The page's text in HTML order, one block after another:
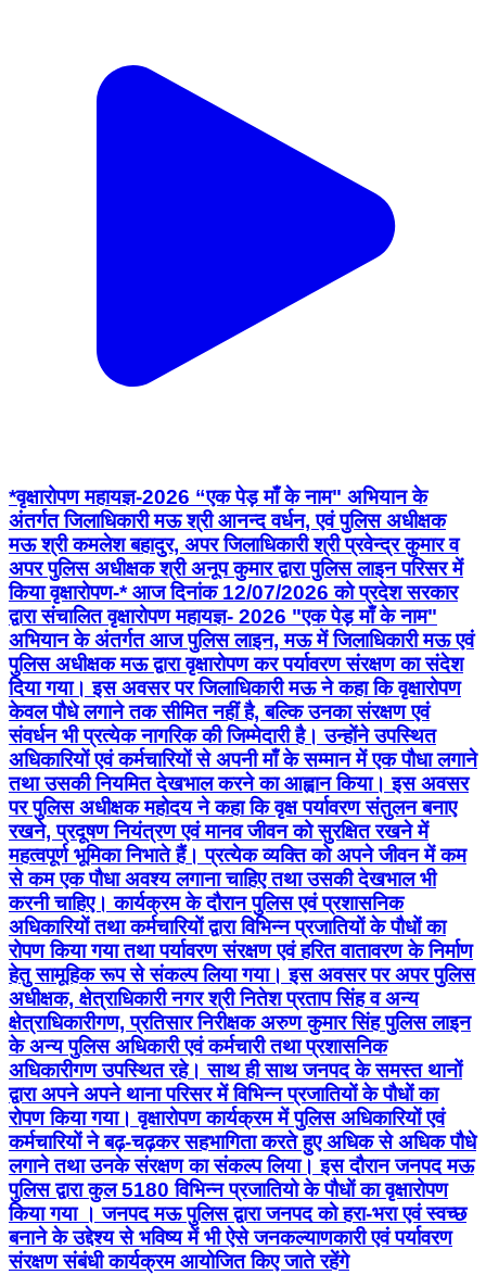
*वृक्षारोपण महायज्ञ-2026 “एक पेड़ माँ के नाम" अभियान के
अंतर्गत जिलाधिकारी मऊ श्री आनन्द वर्धन, एवं पुलिस अधीक्षक
मऊ श्री कमलेश बहादुर, अपर जिलाधिकारी श्री प्रवेन्द्र कुमार व
अपर पुलिस अधीक्षक श्री अनूप कुमार द्वारा पुलिस लाइन परिसर में
किया वृक्षारोपण-* आज दिनांक 12/07/2026 को प्रदेश सरकार
द्वारा संचालित वृक्षारोपण महायज्ञ- 2026 "एक पेड़ माँ के नाम"
अभियान के अंतर्गत आज पुलिस लाइन, मऊ में जिलाधिकारी मऊ एवं
पुलिस अधीक्षक मऊ द्वारा वृक्षारोपण कर पर्यावरण संरक्षण का संदेश
दिया गया। इस अवसर पर जिलाधिकारी मऊ ने कहा कि वृक्षारोपण
केवल पौधे लगाने तक सीमित नहीं है, बल्कि उनका संरक्षण एवं
संवर्धन भी प्रत्येक नागरिक की जिम्मेदारी है। उन्होंने उपस्थित
अधिकारियों एवं कर्मचारियों से अपनी माँ के सम्मान में एक पौधा लगाने
तथा उसकी नियमित देखभाल करने का आह्वान किया। इस अवसर
पर पुलिस अधीक्षक महोदय ने कहा कि वृक्ष पर्यावरण संतुलन बनाए
रखने, प्रदूषण नियंत्रण एवं मानव जीवन को सुरक्षित रखने में
महत्वपूर्ण भूमिका निभाते हैं। प्रत्येक व्यक्ति को अपने जीवन में कम
से कम एक पौधा अवश्य लगाना चाहिए तथा उसकी देखभाल भी
करनी चाहिए। कार्यक्रम के दौरान पुलिस एवं प्रशासनिक
अधिकारियों तथा कर्मचारियों द्वारा विभिन्न प्रजातियों के पौधों का
रोपण किया गया तथा पर्यावरण संरक्षण एवं हरित वातावरण के निर्माण
हेतु सामूहिक रूप से संकल्प लिया गया। इस अवसर पर अपर पुलिस
अधीक्षक, क्षेत्राधिकारी नगर श्री नितेश प्रताप सिंह व अन्य
क्षेत्राधिकारीगण, प्रतिसार निरीक्षक अरुण कुमार सिंह पुलिस लाइन
के अन्य पुलिस अधिकारी एवं कर्मचारी तथा प्रशासनिक
अधिकारीगण उपस्थित रहे। साथ ही साथ जनपद के समस्त थानों
द्वारा अपने अपने थाना परिसर में विभिन्न प्रजातियों के पौधों का
रोपण किया गया। वृक्षारोपण कार्यक्रम में पुलिस अधिकारियों एवं
कर्मचारियों ने बढ़-चढ़कर सहभागिता करते हुए अधिक से अधिक पौधे
लगाने तथा उनके संरक्षण का संकल्प लिया। इस दौरान जनपद मऊ
पुलिस द्वारा कुल 5180 विभिन्न प्रजातियो के पौधों का वृक्षारोपण
किया गया । जनपद मऊ पुलिस द्वारा जनपद को हरा-भरा एवं स्वच्छ
बनाने के उद्देश्य से भविष्य में भी ऐसे जनकल्याणकारी एवं पर्यावरण
संरक्षण संबंधी कार्यक्रम आयोजित किए जाते रहेंगे